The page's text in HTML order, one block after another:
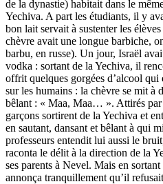
de la dynastie) habitait dans le
Yechiva. A part les étudiants, il y
bon lait servait à sustenter les
chèvre avait une longue barbiche,
barbu, en russe). Un jour, Israël
vodka : sortant de la Yechiva, il
offrit quelques gorgées d’alcool
sur les humains : la chèvre se mit à
bêlant : « Maa, Maa… ». Attirés par
garçons sortirent de la Yechiva et
en sautant, dansant et bêlant à qui
professeurs entendit lui aussi le
raconta le délit à la direction de la
ses parents à Nevel. Mais en
annonça tranquillement qu’il